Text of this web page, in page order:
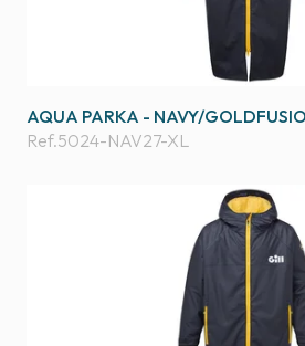
AQUA PARKA - NAVY/
Ref.5024-NAV27-XL